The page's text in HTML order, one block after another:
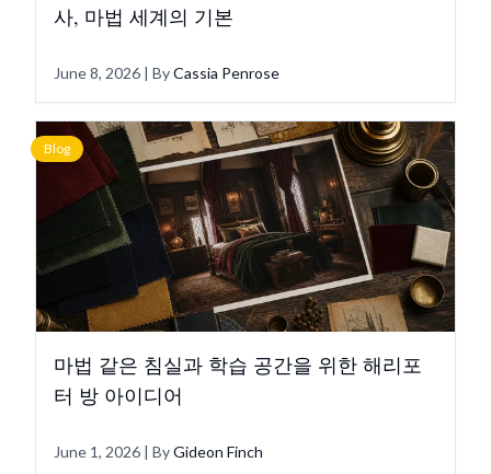
사, 마법 세계의 기본
June 8, 2026 | ByCassia Penrose
Blog
마법 같은 침실과 학습 공간을 위한 해리포
터 방 아이디어
June 1, 2026 | ByGideon Finch